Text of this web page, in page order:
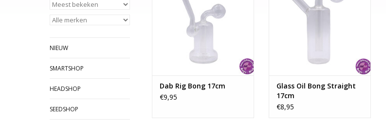
NIEUW
SMARTSHOP
HEADSHOP
SEEDSHOP
Dab Rig Bong 17cm
€9,95
Glass Oil Bong Straight
17cm
€8,95